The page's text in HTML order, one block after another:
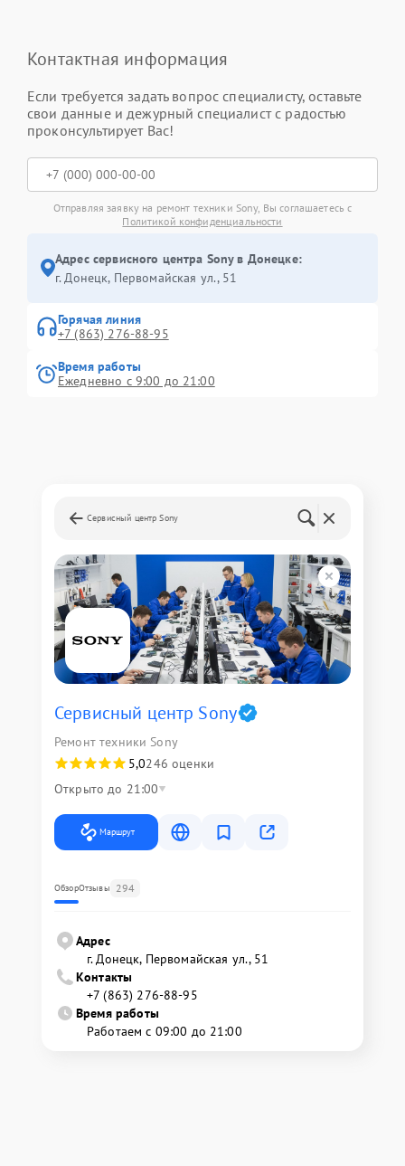
Контактная информация
Если требуется задать вопрос специалисту, оставьте
свои данные и дежурный специалист с радостью
проконсультирует Вас!
Отправляя заявку на ремонт техники Sony, Вы соглашаетесь с
Политикой конфиденциальности
Адрес сервисного центра Sony в Донецке:
г. Донецк, Первомайская ул., 51
Горячая линия
+7 (863) 276-88-95
Время работы
Ежедневно с 9:00 до 21:00
Сервисный центр Sony
Сервисный центр Sony
Ремонт техники Sony
5,0246 оценки
Открыто до 21:00
Маршрут
ОбзорОтзывы 294
Адрес
г. Донецк, Первомайская ул., 51
Контакты
+7 (863) 276-88-95
Время работы
Работаем с 09:00 до 21:00